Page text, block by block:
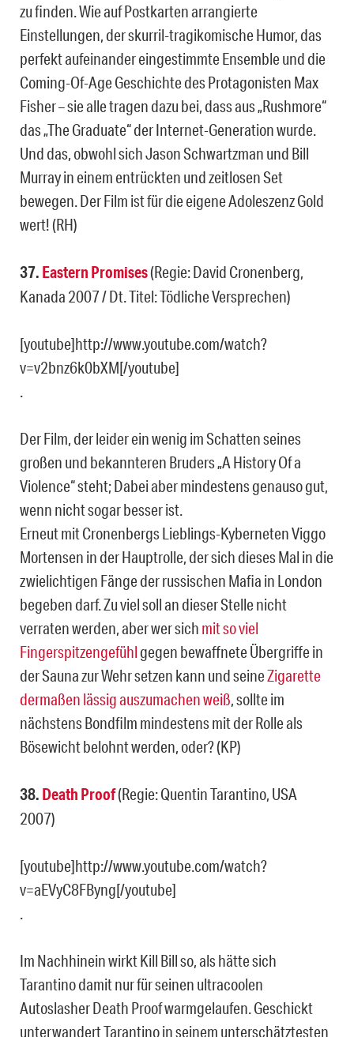
zu finden. Wie auf Postkarten arrangierte
Einstellungen, der skurril-tragikomische Humor, das
perfekt aufeinander eingestimmte Ensemble und die
Coming-Of-Age Geschichte des Protagonisten Max
Fisher – sie alle tragen dazu bei, dass aus „Rushmore“
das „The Graduate“ der Internet-Generation wurde.
Und das, obwohl sich Jason Schwartzman und Bill
Murray in einem entrückten und zeitlosen Set
bewegen. Der Film ist für die eigene Adoleszenz Gold
wert! (RH)
37. Eastern Promises(Regie: David Cronenberg,
Kanada 2007 / Dt. Titel: Tödliche Versprechen)
[youtube]http://www.youtube.com/watch?
v=v2bnz6k0bXM[/youtube]
.
Der Film, der leider ein wenig im Schatten seines
großen und bekannteren Bruders „A History Of a
Violence“ steht; Dabei aber mindestens genauso gut,
wenn nicht sogar besser ist.
Erneut mit Cronenbergs Lieblings-Kyberneten Viggo
Mortensen in der Hauptrolle, der sich dieses Mal in die
zwielichtigen Fänge der russischen Mafia in London
begeben darf. Zu viel soll an dieser Stelle nicht
verraten werden, aber wer sich mit so viel
Fingerspitzengefühlgegen bewaffnete Übergriffe in
der Sauna zur Wehr setzen kann und seineZigarette
dermaßen lässig auszumachen weiß, sollte im
nächstens Bondfilm mindestens mit der Rolle als
Bösewicht belohnt werden, oder? (KP)
38. Death Proof(Regie: Quentin Tarantino, USA
2007)
[youtube]http://www.youtube.com/watch?
v=aEVyC8FByng[/youtube]
.
Im Nachhinein wirkt Kill Bill so, als hätte sich
Tarantino damit nur für seinen ultracoolen
Autoslasher Death Proof warmgelaufen. Geschickt
unterwandert Tarantino in seinem unterschätztesten